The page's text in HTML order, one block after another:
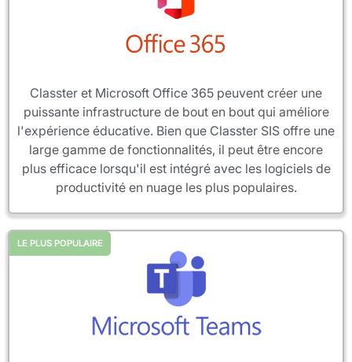
Classter et Microsoft Office 365 peuvent créer une
puissante infrastructure de bout en bout qui améliore
l'expérience éducative. Bien que Classter SIS offre une
large gamme de fonctionnalités, il peut être encore
plus efficace lorsqu'il est intégré avec les logiciels de
productivité en nuage les plus populaires.
LE PLUS POPULAIRE